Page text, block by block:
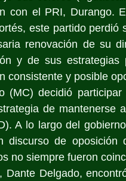
con el PRI, Durango.
este partido perdió
renovación de su
y de sus
consistente y posible
(MC) decidió
de mantenerse
A lo largo del
discurso de
no siempre fueron
Delgado,